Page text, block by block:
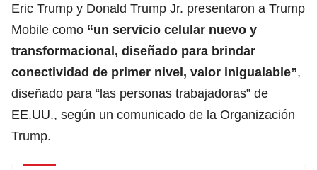
Eric Trump y Donald Trump Jr. presentaron a Trump
Mobile como “un servicio celular nuevo y
transformacional, diseñado para brindar
conectividad de primer nivel, valor inigualable”,
diseñado para “las personas trabajadoras” de
EE.UU., según un comunicado de la Organización
Trump.